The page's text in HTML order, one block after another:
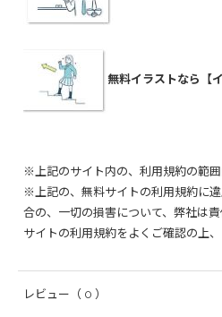
無料イラストなら【
※上記のサイト内の、利用規約の範囲
※上記の、無料サイトの利用規約に
合の、一切の損害について、弊社は責
サイトの利用規約をよくご確認の上、
レビュー （ 0 ）